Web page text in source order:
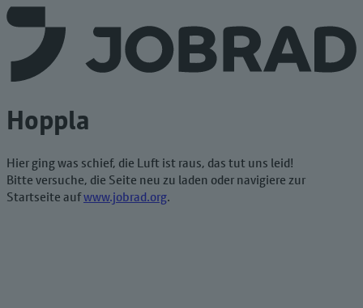
Hoppla
Hier ging was schief, die Luft ist raus, das tut uns leid!
Bitte versuche, die Seite neu zu laden oder navigiere zur
Startseite aufwww.jobrad.org.